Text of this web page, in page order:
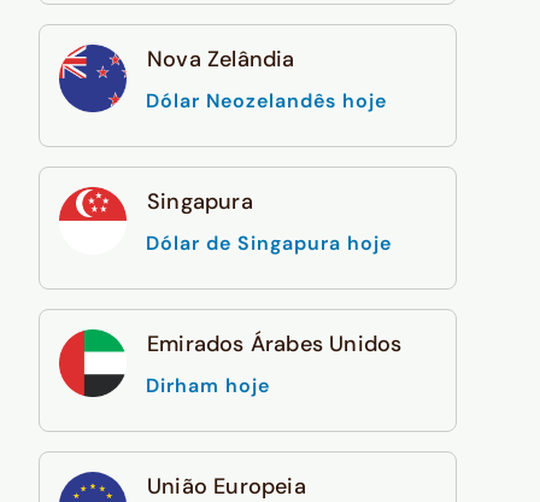
Nova Zelândia
Dólar Neozelandês hoje
Singapura
Dólar de Singapura hoje
Emirados Árabes Unidos
Dirham hoje
União Europeia